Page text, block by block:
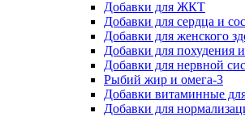
Добавки для ЖКТ
Добавки для сердца и
Добавки для женского
Добавки для похудения
Добавки для нервной
Рыбий жир и омега-3
Добавки витаминные для
Добавки для